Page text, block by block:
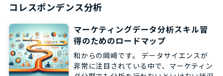
コレスポンデンス分析
マーケティングデータ分析スキル習
得のためのロードマップ
和からの岡﨑です。 データサイエンスが
非常に注目されている中で、マーケティン